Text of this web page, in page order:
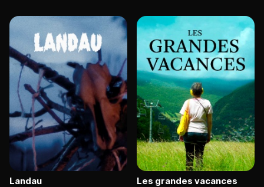
Landau Les grandes vacances